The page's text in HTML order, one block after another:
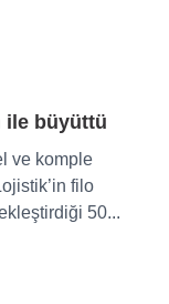
ile büyüttü
ve komple
filo
50...